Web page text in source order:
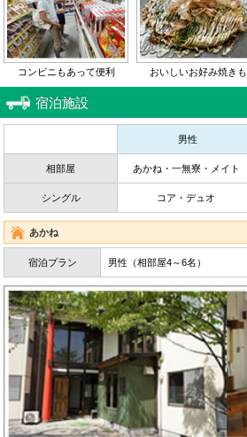
コンビニもあって便利 おいしいお好み焼きも
宿泊施設
男性
相部屋 あかね・一無寮・メイト
シングル コア・デュオ
あかね
宿泊プラン 男性（相部屋4～6名）